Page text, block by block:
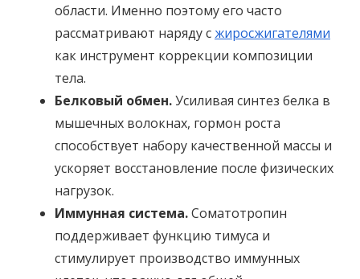
области. Именно поэтому его часто
рассматривают наряду сжиросжигателями
как инструмент коррекции композиции
тела.
Белковый обмен.Усиливая синтез белка в
мышечных волокнах, гормон роста
способствует набору качественной массы и
ускоряет восстановление после физических
нагрузок.
Иммунная система.Соматотропин
поддерживает функцию тимуса и
стимулирует производство иммунных